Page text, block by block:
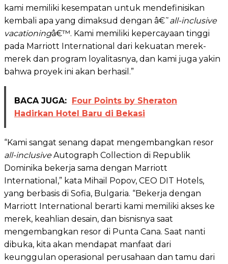
kami memiliki kesempatan untuk mendefinisikan
kembali apa yang dimaksud dengan â€˜all-inclusive
vacationingâ€™. Kami memiliki kepercayaan tinggi
pada Marriott International dari kekuatan merek-
merek dan program loyalitasnya, dan kami juga yakin
bahwa proyek ini akan berhasil.”
BACA JUGA: Four Points by Sheraton
Hadirkan Hotel Baru di Bekasi
“Kami sangat senang dapat mengembangkan resor
all-inclusiveAutograph Collection di Republik
Dominika bekerja sama dengan Marriott
International,” kata Mihail Popov, CEO DIT Hotels,
yang berbasis di Sofia, Bulgaria. “Bekerja dengan
Marriott International berarti kami memiliki akses ke
merek, keahlian desain, dan bisnisnya saat
mengembangkan resor di Punta Cana. Saat nanti
dibuka, kita akan mendapat manfaat dari
keunggulan operasional perusahaan dan tamu dari